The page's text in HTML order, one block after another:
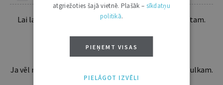
Lai lasītu šo rakstu tālāk, Tev jābūt žurnāla abonentam.
Ja vēl neesi abonents, aicinām pievienoties lasītāju pulkam.
Iegūsi tūlītēju piekļuvi digitālajam saturam!
atgriežoties šajā vietnē. Plašāk – sīkdatņu
politikā.
PIEŅEMT VISAS
PIELĀGOT IZVĒLI